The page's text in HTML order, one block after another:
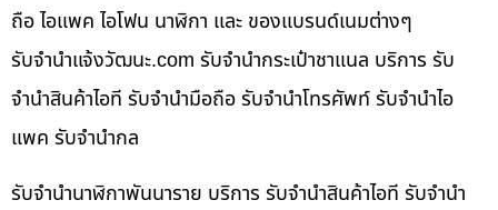
ถือ ไอแพค ไอโฟน นาฬิกา และ ของแบรนด์เนมต่างๆ
รับจํานําแจ้งวัฒนะ.com รับจำนำกระเป๋าชาแนล บริการ รับ
จำนำสินค้าไอที รับจำนำมือถือ รับจำนำโทรศัพท์ รับจำนำไอ
แพค รับจำนำกล
รับจำนำนาฬิกาพันนาราย บริการ รับจำนำสินค้าไอที รับจำนำ